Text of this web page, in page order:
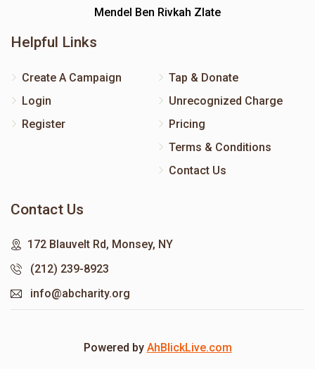
Mendel Ben Rivkah Zlate
Helpful Links
Create A Campaign
Login
Register
Tap & Donate
Unrecognized Charge
Pricing
Terms & Conditions
Contact Us
Contact Us
172 Blauvelt Rd, Monsey, NY
(212) 239-8923
info@abcharity.org
Powered by AhBlickLive.com